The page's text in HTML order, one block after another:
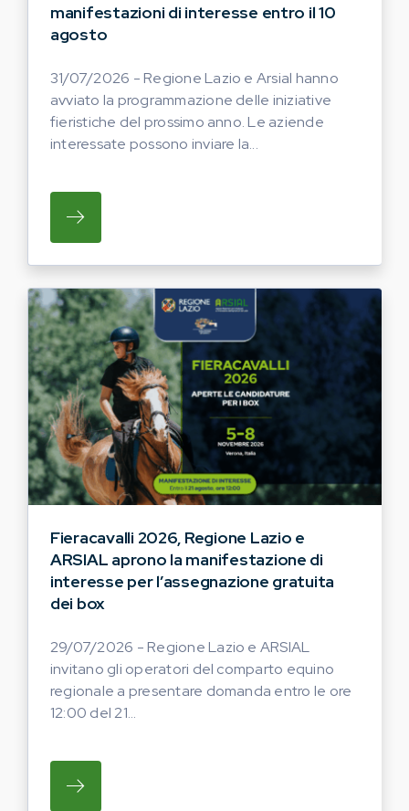
manifestazioni di interesse entro il 10
agosto
31/07/2026 - Regione Lazio e Arsial hanno
avviato la programmazione delle iniziative
fieristiche del prossimo anno. Le aziende
interessate possono inviare la...
SU REGIONE LAZIO E ARSIAL HANNO
Fieracavalli 2026, Regione Lazio e
ARSIAL aprono la manifestazione di
interesse per l’assegnazione gratuita
dei box
29/07/2026 - Regione Lazio e ARSIAL
invitano gli operatori del comparto equino
regionale a presentare domanda entro le ore
12:00 del 21...
SU REGIONE LAZIO E ARSIAL INVITANO